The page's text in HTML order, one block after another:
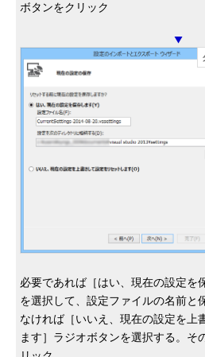
ボタンをクリック
▼
必要であれば［はい、現在の設定を
を選択して、設定ファイルの名前と
なければ［いいえ、現在の設定を上
ます］ラジオボタンを選択する。そ